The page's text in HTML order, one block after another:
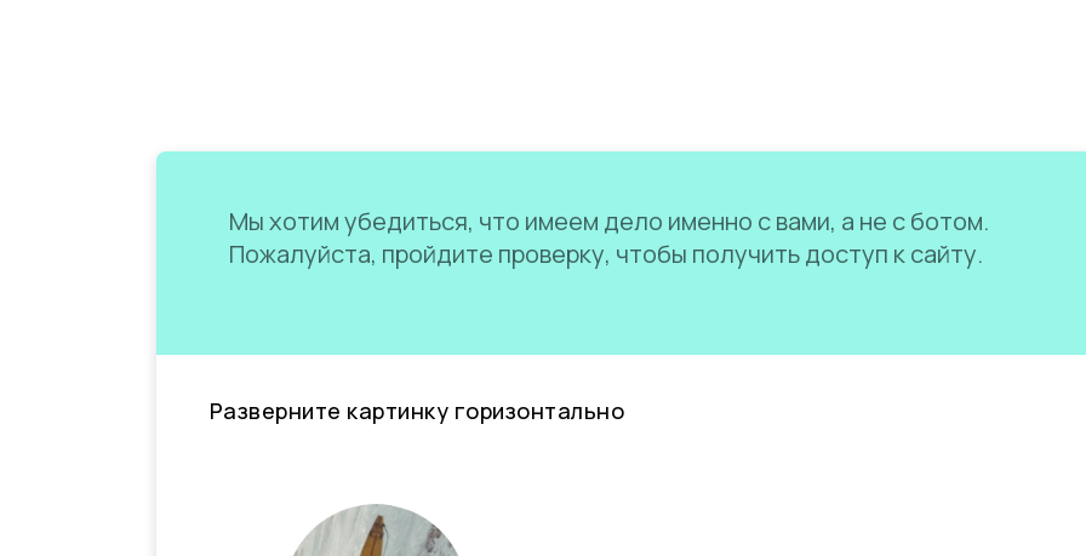
Мы хотим убедиться, что имеем дело именно с вами, а не с ботом.
Пожалуйста, пройдите проверку, чтобы получить доступ к сайту.
Разверните картинку горизонтально